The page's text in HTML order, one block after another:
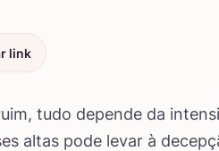
link
tudo depende da
altas pode levar à